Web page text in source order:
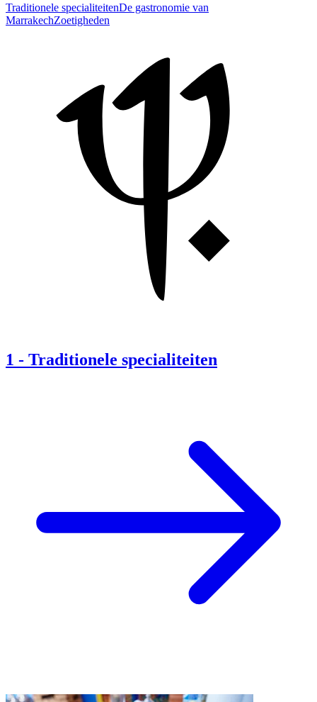
Traditionele specialiteitenDe gastronomie van
MarrakechZoetigheden
1 - Traditionele specialiteiten